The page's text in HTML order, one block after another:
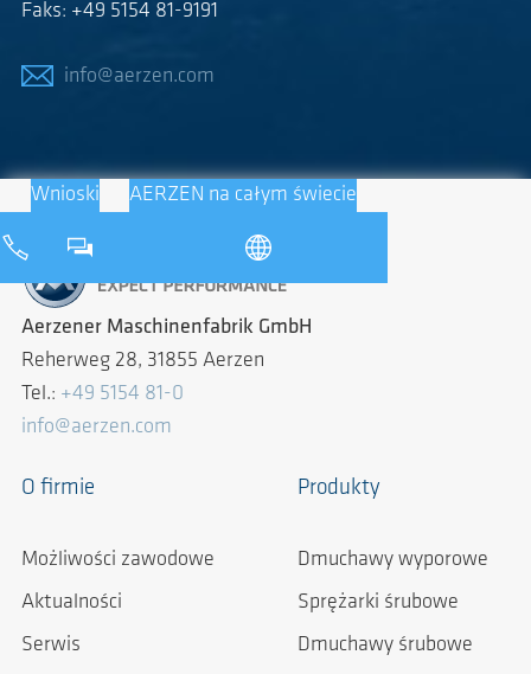
Faks: +49 5154 81-9191
info@aerzen.com
Wnioski AERZEN na całym świecie
Aerzener Maschinenfabrik GmbH
Reherweg 28, 31855 Aerzen
Tel.: +49 5154 81-0
info@aerzen.com
O firmie
Możliwości zawodowe
Aktualności
Serwis
Produkty
Dmuchawy wyporowe
Sprężarki śrubowe
Dmuchawy śrubowe